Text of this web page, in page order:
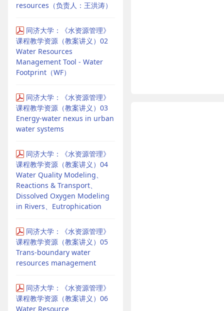
resources（负责人：王洪涛）
同济大学：《水资源管理》
课程教学资源（教案讲义）02
Water Resources
Management Tool - Water
Footprint（WF）
同济大学：《水资源管理》
课程教学资源（教案讲义）03
Energy-water nexus in urban
water systems
同济大学：《水资源管理》
课程教学资源（教案讲义）04
Water Quality Modeling、
Reactions & Transport、
Dissolved Oxygen Modeling
in Rivers、Eutrophication
同济大学：《水资源管理》
课程教学资源（教案讲义）05
Trans-boundary water
resources management
同济大学：《水资源管理》
课程教学资源（教案讲义）06
Water Resource